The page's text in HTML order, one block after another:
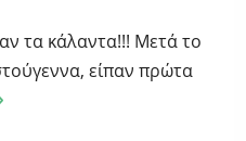
τα κάλαντα!!! Μετά το
είπαν πρώτα